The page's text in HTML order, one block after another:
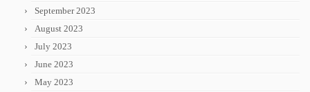
September 2023
August 2023
July 2023
June 2023
May 2023